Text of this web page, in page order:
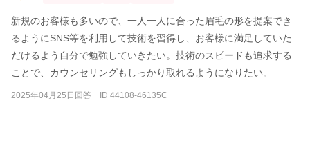
新規のお客様も多いので、一人一人に合った眉毛の形を提案でき
るようにSNS等を利用して技術を習得し、お客様に満足していた
だけるよう自分で勉強していきたい。技術のスピードも追求する
ことで、カウンセリングもしっかり取れるようになりたい。
2025年04月25日回答 ID 44108-46135C